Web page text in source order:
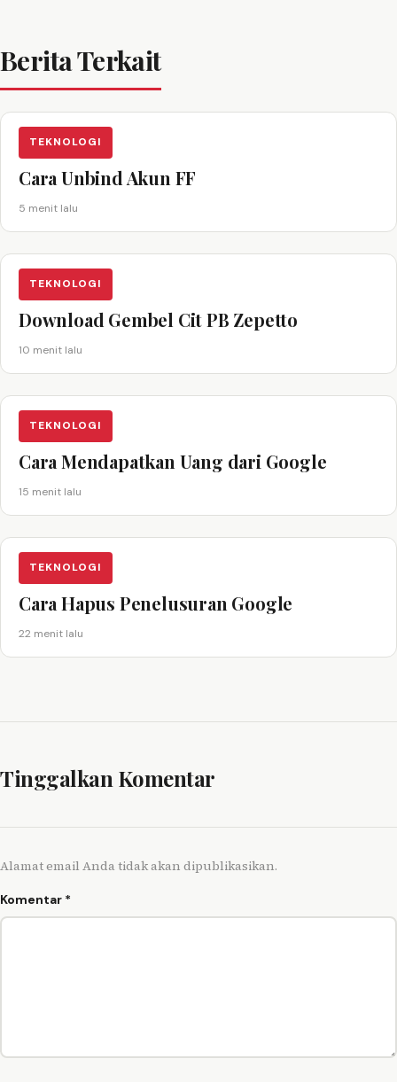
Berita Terkait
TEKNOLOGI
Cara Unbind Akun FF
5 menit lalu
TEKNOLOGI
Download Gembel Cit PB Zepetto
10 menit lalu
TEKNOLOGI
Cara Mendapatkan Uang dari Google
15 menit lalu
TEKNOLOGI
Cara Hapus Penelusuran Google
22 menit lalu
Tinggalkan Komentar
Alamat email Anda tidak akan dipublikasikan.
Komentar *